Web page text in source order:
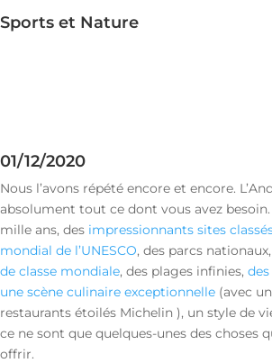
Sports et Nature
01/12/2020
Nous l’avons répété encore et encore.
absolument tout ce dont vous avez
mille ans, des impressionnants sites
mondial de l’UNESCO, des parcs
de classe mondiale, des plages infinies,
une scène culinaire exceptionnelle (avec
restaurants étoilés Michelin ), un style de
ce ne sont que quelques-unes des choses
offrir.